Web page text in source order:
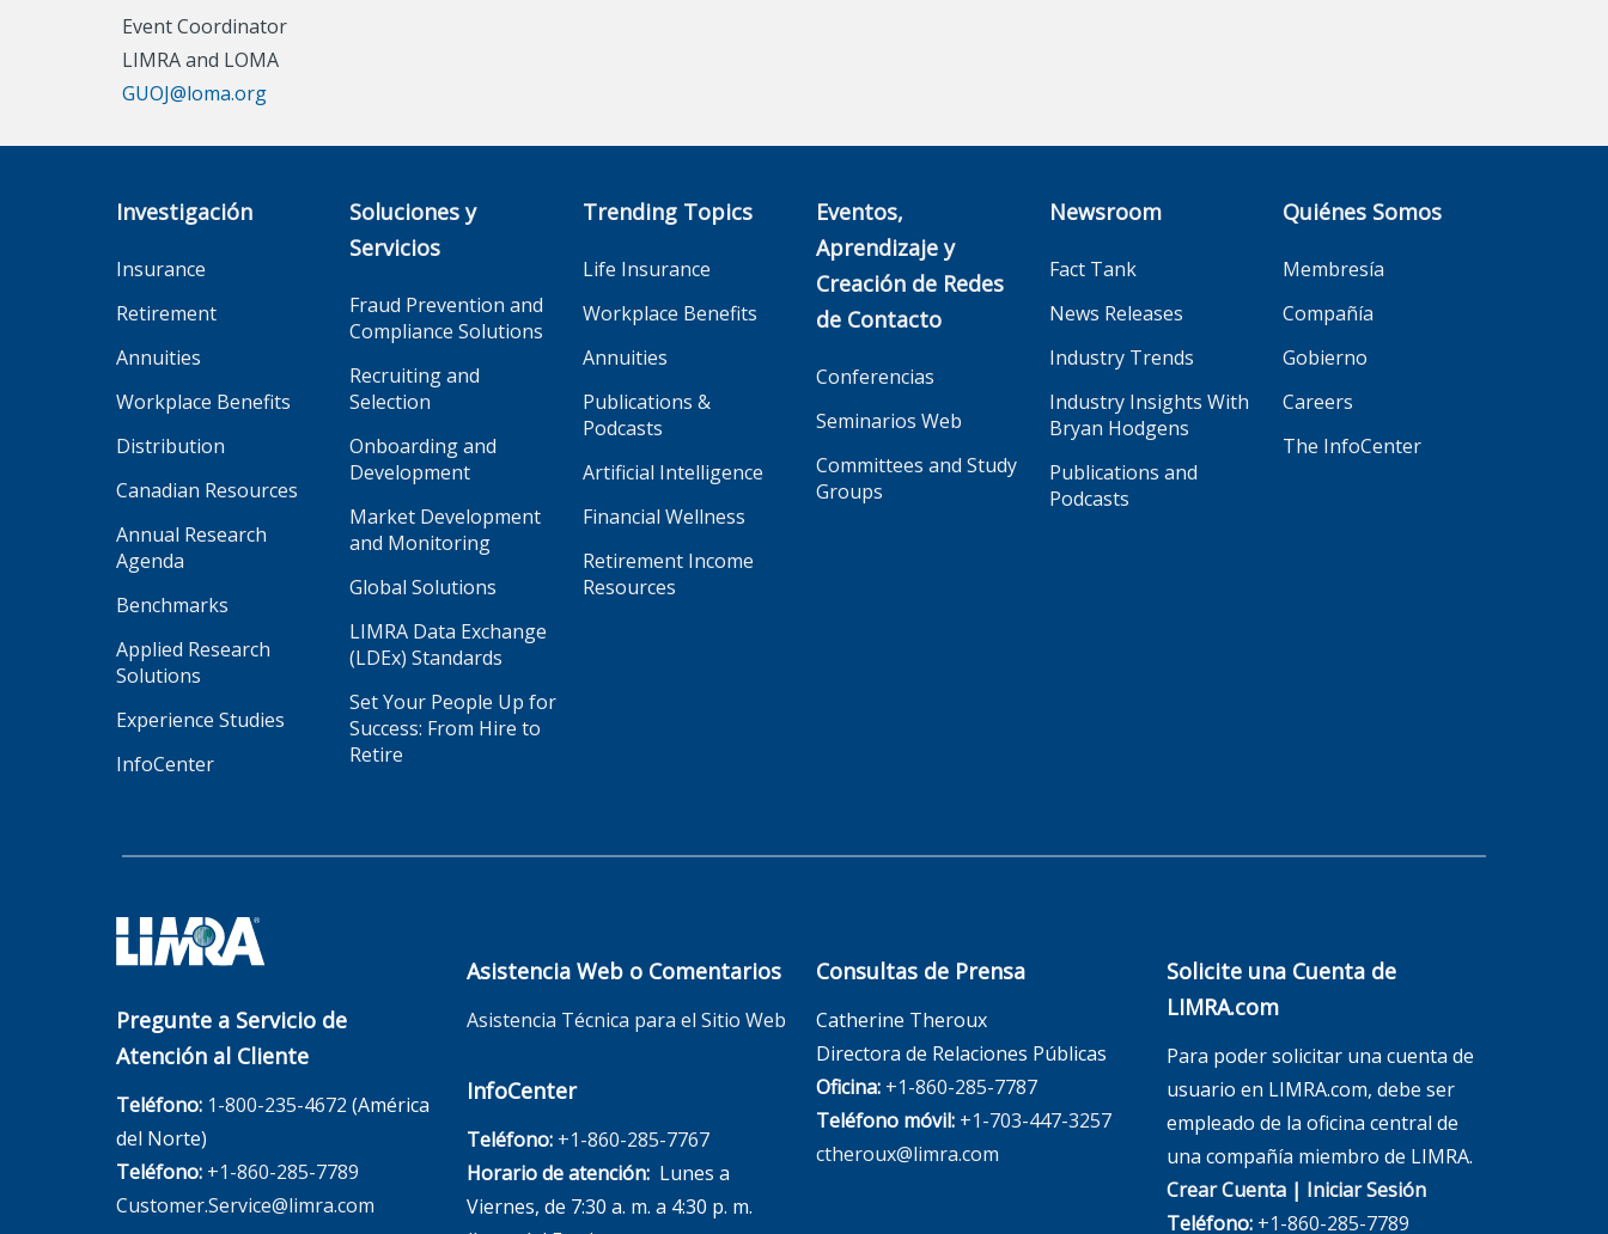
Event Coordinator
LIMRA and LOMA
GUOJ@loma.org
Investigación
Insurance
Retirement
Annuities
Workplace Benefits
Distribution
Canadian Resources
Annual Research
Agenda
Benchmarks
Applied Research
Solutions
Experience Studies
InfoCenter
Soluciones y
Servicios
Fraud Prevention and
Compliance Solutions
Recruiting and
Selection
Onboarding and
Development
Market Development
and Monitoring
Global Solutions
LIMRA Data Exchange
(LDEx) Standards
Set Your People Up for
Success: From Hire to
Retire
Trending Topics
Life Insurance
Workplace Benefits
Annuities
Publications &
Podcasts
Artificial Intelligence
Financial Wellness
Retirement Income
Resources
Eventos,
Aprendizaje y
Creación de Redes
de Contacto
Conferencias
Seminarios Web
Committees and Study
Groups
Newsroom
Fact Tank
News Releases
Industry Trends
Industry Insights With
Bryan Hodgens
Publications and
Podcasts
Quiénes Somos
Membresía
Compañía
Gobierno
Careers
The InfoCenter
Pregunte a Servicio de
Atención al Cliente
Teléfono: 1-800-235-4672 (América
del Norte)
Teléfono: +1-860-285-7789
Customer.Service@limra.com
Asistencia Web o Comentarios
Asistencia Técnica para el Sitio Web
InfoCenter
Teléfono: +1-860-285-7767
Horario de atención:Lunes a
Viernes, de 7:30 a. m. a 4:30 p. m.
Consultas de Prensa
Catherine Theroux
Directora de Relaciones Públicas
Oficina: +1-860-285-7787
Teléfono móvil: +1-703-447-3257
ctheroux@limra.com
Solicite una Cuenta de
LIMRA.com
Para poder solicitar una cuenta de
usuario en LIMRA.com, debe ser
empleado de la oficina central de
una compañía miembro de LIMRA.
Crear Cuenta| Iniciar Sesión
Teléfono: +1-860-285-7789